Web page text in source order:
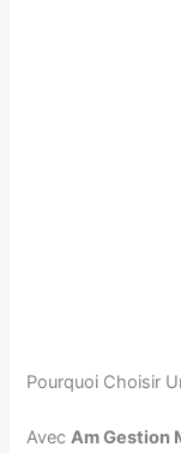
Pourquoi Choisir
Avec Am Gestion